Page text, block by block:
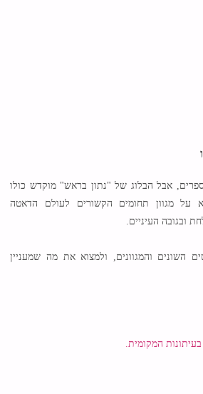
אבל הבלוג של "נתון בראש" מוקדש כולו
על מגוון תחומים הקשורים לעולם הדאטה
ובגובה העיניים.
השונים והמגוונים, ולמצוא את מה שמעניין
המקומית.